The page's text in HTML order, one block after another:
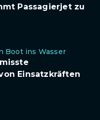
Passagierjet zu
Boot ins Wasser
Einsatzkräften